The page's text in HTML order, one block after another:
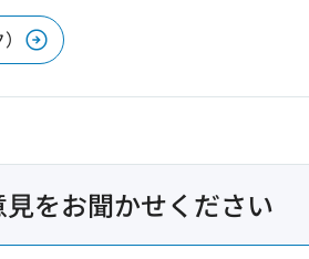
をお聞かせください